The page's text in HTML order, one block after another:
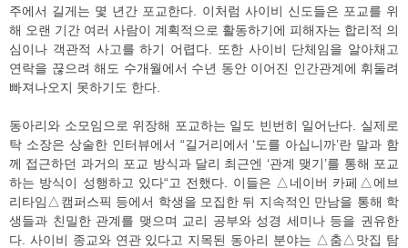
주에서 길게는 몇 년간 포교한다. 이처럼 사이비 신도들은 포교를 위
해 오랜 기간 여러 사람이 계획적으로 활동하기에 피해자는 합리적 의
심이나 객관적 사고를 하기 어렵다. 또한 사이비 단체임을 알아채고
연락을 끊으려 해도 수개월에서 수년 동안 이어진 인간관계에 휘둘려
빠져나오지 못하기도 한다.
동아리와 소모임으로 위장해 포교하는 일도 빈번히 일어난다. 실제로
탁 소장은 상술한 인터뷰에서 “길거리에서 ‘도를 아십니까’란 말과 함
께 접근하던 과거의 포교 방식과 달리 최근엔 ‘관계 맺기’를 통해 포교
하는 방식이 성행하고 있다“고 전했다. 이들은 △네이버 카페△에브
리타임△캠퍼스픽 등에서 학생을 모집한 뒤 지속적인 만남을 통해 학
생들과 친밀한 관계를 맺으며 교리 공부와 성경 세미나 등을 권유한
다. 사이비 종교와 연관 있다고 지목된 동아리 분야는 △춤△맛집 탐